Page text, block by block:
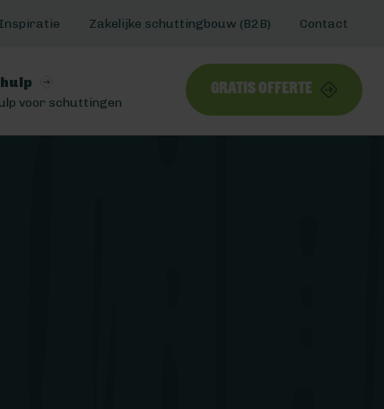
Inspiratie Zakelijke schuttingbouw (B2B) Contact
voor schuttingen
Gratis offerte